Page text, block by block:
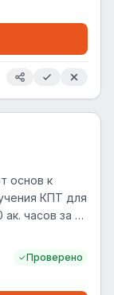
основ к
КПТ для
часов за 6
Проверено